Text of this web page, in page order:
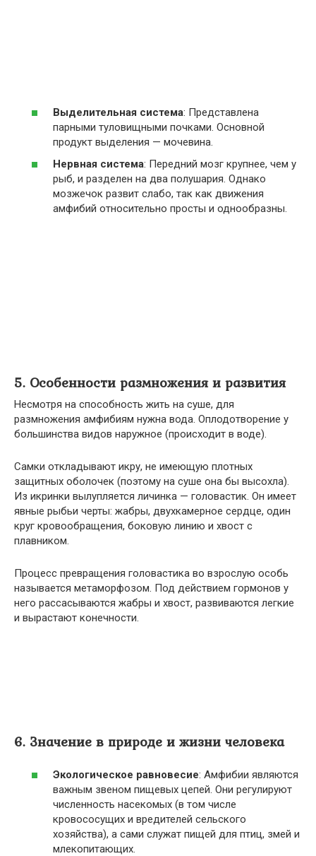
Выделительная система: Представлена
парными туловищными почками. Основной
продукт выделения — мочевина.
Нервная система: Передний мозг крупнее, чем у
рыб, и разделен на два полушария. Однако
мозжечок развит слабо, так как движения
амфибий относительно просты и однообразны.
5. Особенности размножения и развития
Несмотря на способность жить на суше, для
размножения амфибиям нужна вода. Оплодотворение у
большинства видов наружное (происходит в воде).
Самки откладывают икру, не имеющую плотных
защитных оболочек (поэтому на суше она бы высохла).
Из икринки вылупляется личинка — головастик. Он имеет
явные рыбьи черты: жабры, двухкамерное сердце, один
круг кровообращения, боковую линию и хвост с
плавником.
Процесс превращения головастика во взрослую особь
называется метаморфозом. Под действием гормонов у
него рассасываются жабры и хвост, развиваются легкие
и вырастают конечности.
6. Значение в природе и жизни человека
Экологическое равновесие: Амфибии являются
важным звеном пищевых цепей. Они регулируют
численность насекомых (в том числе
кровососущих и вредителей сельского
хозяйства), а сами служат пищей для птиц, змей и
млекопитающих.